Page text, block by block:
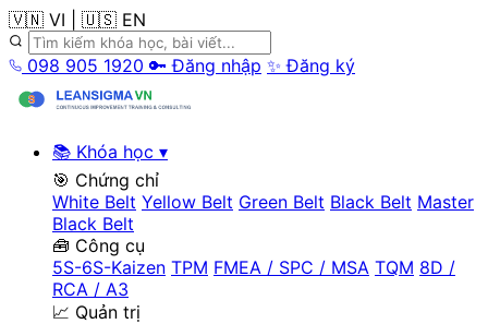
🇻🇳 VI 🇺🇸 EN
098 905 1920 🔑 Đăng nhập ✨ Đăng ký
📚 Khóa học ▾
🎯 Chứng chỉ
White Belt Yellow Belt Green Belt Black Belt Master
Black Belt
🧰 Công cụ
5S-6S-Kaizen TPM FMEA / SPC / MSA TQM 8D /
RCA / A3
📈 Quản trị